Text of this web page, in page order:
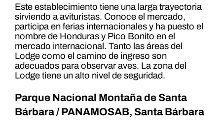
Este establecimiento tiene una larga trayectoria
sirviendo a avituristas. Conoce el mercado,
participa en ferias internacionales y ha puesto el
nombre de Honduras y Pico Bonito en el
mercado internacional. Tanto las áreas del
Lodge como el camino de ingreso son
adecuados para observar aves. La zona del
Lodge tiene un alto nivel de seguridad.
Parque Nacional Montaña de Santa
Bárbara / PANAMOSAB, Santa Bárbara